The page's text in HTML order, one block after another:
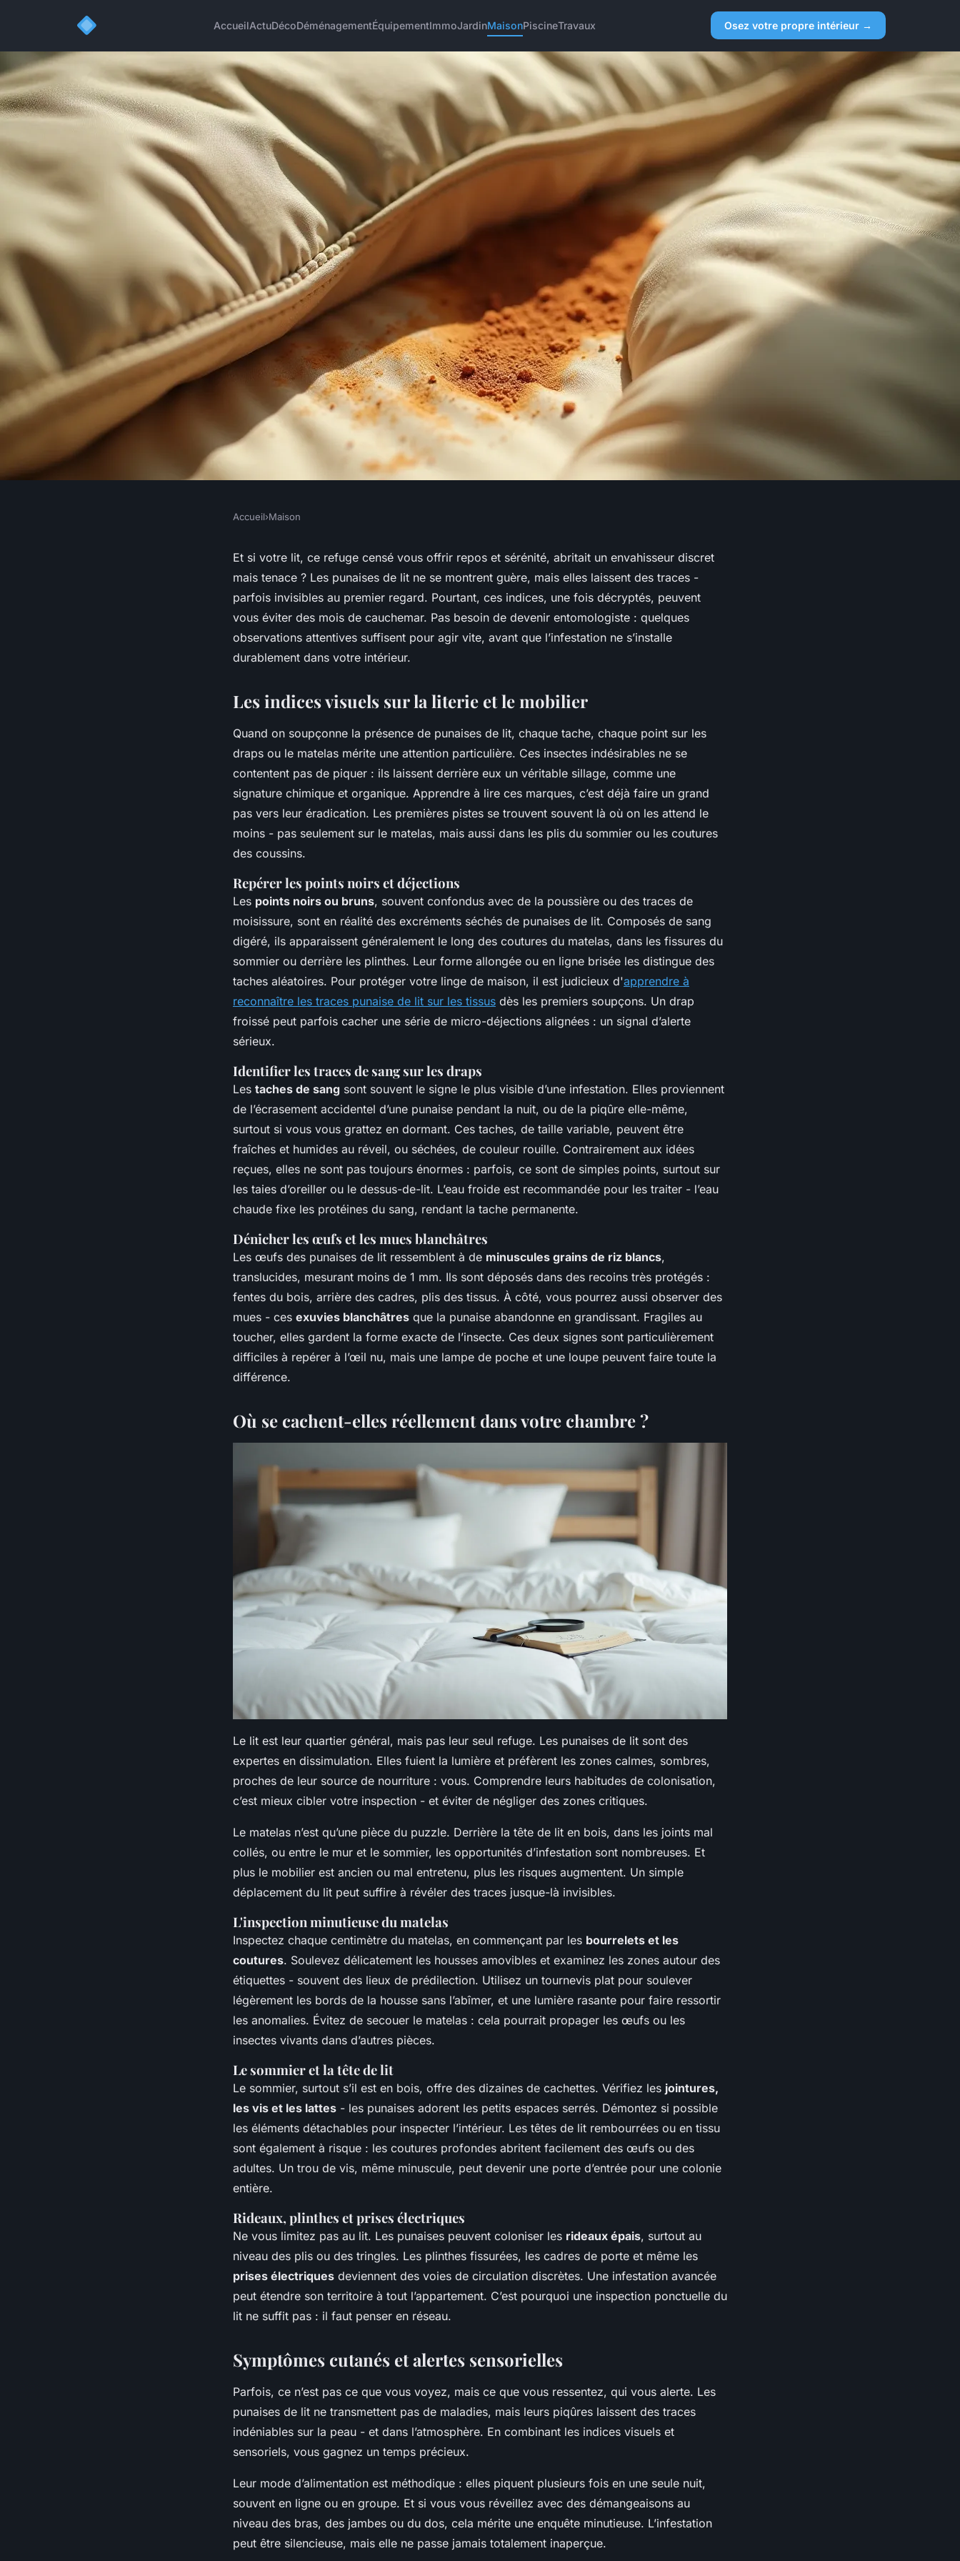
AccueilActuDécoDéménagementÉquipementImmoJardinMaisonPiscineTravaux Osez votre propre intérieur →
Détails à rechercher pour détecter les
punaises de lit chez soi
Accueil›Maison
Et si votre lit, ce refuge censé vous offrir repos et sérénité, abritait un envahisseur discret
mais tenace ? Les punaises de lit ne se montrent guère, mais elles laissent des traces -
parfois invisibles au premier regard. Pourtant, ces indices, une fois décryptés, peuvent
vous éviter des mois de cauchemar. Pas besoin de devenir entomologiste : quelques
observations attentives suffisent pour agir vite, avant que l’infestation ne s’installe
durablement dans votre intérieur.
Les indices visuels sur la literie et le mobilier
Quand on soupçonne la présence de punaises de lit, chaque tache, chaque point sur les
draps ou le matelas mérite une attention particulière. Ces insectes indésirables ne se
contentent pas de piquer : ils laissent derrière eux un véritable sillage, comme une
signature chimique et organique. Apprendre à lire ces marques, c’est déjà faire un grand
pas vers leur éradication. Les premières pistes se trouvent souvent là où on les attend le
moins - pas seulement sur le matelas, mais aussi dans les plis du sommier ou les coutures
des coussins.
Repérer les points noirs et déjections
Les points noirs ou bruns, souvent confondus avec de la poussière ou des traces de
moisissure, sont en réalité des excréments séchés de punaises de lit. Composés de sang
digéré, ils apparaissent généralement le long des coutures du matelas, dans les fissures du
sommier ou derrière les plinthes. Leur forme allongée ou en ligne brisée les distingue des
taches aléatoires. Pour protéger votre linge de maison, il est judicieux d'apprendre à
reconnaître les traces punaise de lit sur les tissus dès les premiers soupçons. Un drap
froissé peut parfois cacher une série de micro-déjections alignées : un signal d’alerte
sérieux.
Identifier les traces de sang sur les draps
Les taches de sang sont souvent le signe le plus visible d’une infestation. Elles proviennent
de l’écrasement accidentel d’une punaise pendant la nuit, ou de la piqûre elle-même,
surtout si vous vous grattez en dormant. Ces taches, de taille variable, peuvent être
fraîches et humides au réveil, ou séchées, de couleur rouille. Contrairement aux idées
reçues, elles ne sont pas toujours énormes : parfois, ce sont de simples points, surtout sur
les taies d’oreiller ou le dessus-de-lit. L’eau froide est recommandée pour les traiter - l’eau
chaude fixe les protéines du sang, rendant la tache permanente.
Dénicher les œufs et les mues blanchâtres
Les œufs des punaises de lit ressemblent à de minuscules grains de riz blancs,
translucides, mesurant moins de 1 mm. Ils sont déposés dans des recoins très protégés :
fentes du bois, arrière des cadres, plis des tissus. À côté, vous pourrez aussi observer des
mues - ces exuvies blanchâtres que la punaise abandonne en grandissant. Fragiles au
toucher, elles gardent la forme exacte de l’insecte. Ces deux signes sont particulièrement
difficiles à repérer à l’œil nu, mais une lampe de poche et une loupe peuvent faire toute la
différence.
Où se cachent-elles réellement dans votre chambre ?
Le lit est leur quartier général, mais pas leur seul refuge. Les punaises de lit sont des
expertes en dissimulation. Elles fuient la lumière et préfèrent les zones calmes, sombres,
proches de leur source de nourriture : vous. Comprendre leurs habitudes de colonisation,
c’est mieux cibler votre inspection - et éviter de négliger des zones critiques.
Le matelas n’est qu’une pièce du puzzle. Derrière la tête de lit en bois, dans les joints mal
collés, ou entre le mur et le sommier, les opportunités d’infestation sont nombreuses. Et
plus le mobilier est ancien ou mal entretenu, plus les risques augmentent. Un simple
déplacement du lit peut suffire à révéler des traces jusque-là invisibles.
L'inspection minutieuse du matelas
Inspectez chaque centimètre du matelas, en commençant par les bourrelets et les
coutures. Soulevez délicatement les housses amovibles et examinez les zones autour des
étiquettes - souvent des lieux de prédilection. Utilisez un tournevis plat pour soulever
légèrement les bords de la housse sans l’abîmer, et une lumière rasante pour faire ressortir
les anomalies. Évitez de secouer le matelas : cela pourrait propager les œufs ou les
insectes vivants dans d’autres pièces.
Le sommier et la tête de lit
Le sommier, surtout s’il est en bois, offre des dizaines de cachettes. Vérifiez les jointures,
les vis et les lattes - les punaises adorent les petits espaces serrés. Démontez si possible
les éléments détachables pour inspecter l’intérieur. Les têtes de lit rembourrées ou en tissu
sont également à risque : les coutures profondes abritent facilement des œufs ou des
adultes. Un trou de vis, même minuscule, peut devenir une porte d’entrée pour une colonie
entière.
Rideaux, plinthes et prises électriques
Ne vous limitez pas au lit. Les punaises peuvent coloniser les rideaux épais, surtout au
niveau des plis ou des tringles. Les plinthes fissurées, les cadres de porte et même les
prises électriques deviennent des voies de circulation discrètes. Une infestation avancée
peut étendre son territoire à tout l’appartement. C’est pourquoi une inspection ponctuelle du
lit ne suffit pas : il faut penser en réseau.
Symptômes cutanés et alertes sensorielles
Parfois, ce n’est pas ce que vous voyez, mais ce que vous ressentez, qui vous alerte. Les
punaises de lit ne transmettent pas de maladies, mais leurs piqûres laissent des traces
indéniables sur la peau - et dans l’atmosphère. En combinant les indices visuels et
sensoriels, vous gagnez un temps précieux.
Leur mode d’alimentation est méthodique : elles piquent plusieurs fois en une seule nuit,
souvent en ligne ou en groupe. Et si vous vous réveillez avec des démangeaisons au
niveau des bras, des jambes ou du dos, cela mérite une enquête minutieuse. L’infestation
peut être silencieuse, mais elle ne passe jamais totalement inaperçue.